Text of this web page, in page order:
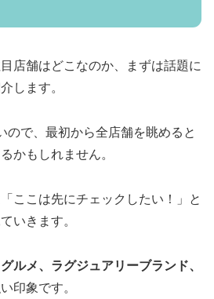
店舗はどこなのか、まずは話題に
します。
ので、最初から全店舗を眺めると
かもしれません。
ここは先にチェックしたい！」と
いきます。
ルメ、ラグジュアリーブランド、
印象です。